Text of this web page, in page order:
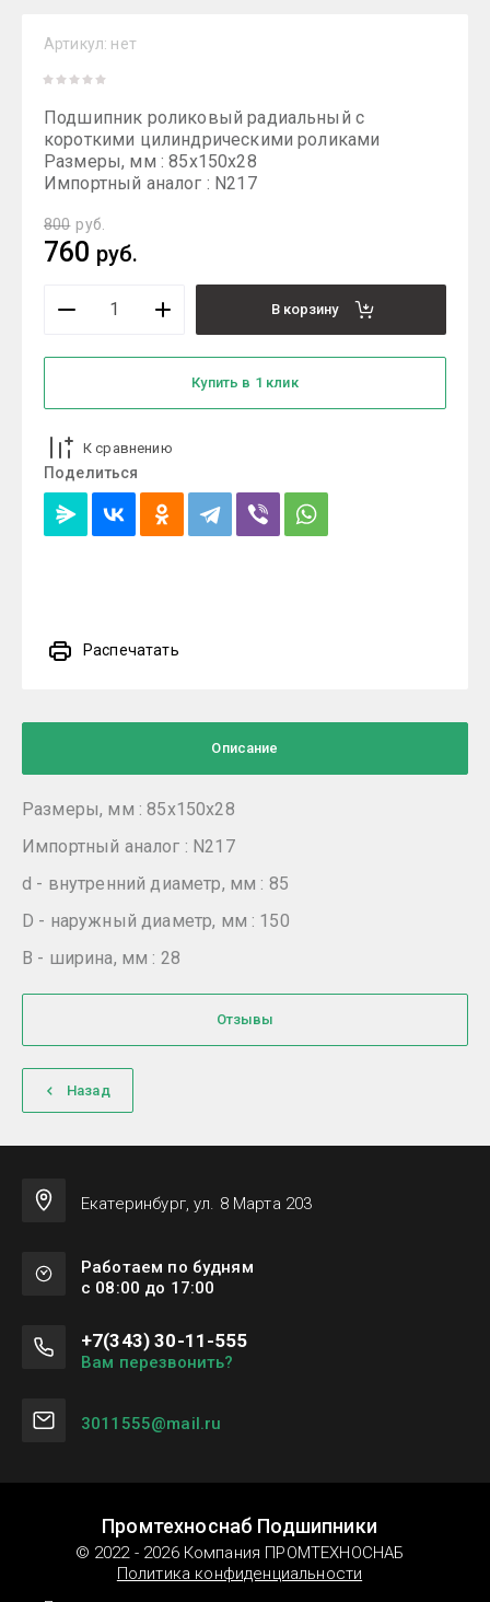
Артикул: нет
Подшипник роликовый радиальный с
короткими цилиндрическими роликами
Размеры, мм : 85x150x28
Импортный аналог : N217
800 руб.
760 руб.
В корзину
Купить в 1 клик
К сравнению
Поделиться
Распечатать
Описание
Размеры, мм : 85x150x28
Импортный аналог : N217
d - внутренний диаметр, мм : 85
D - наружный диаметр, мм : 150
B - ширина, мм : 28
Отзывы
Назад
Екатеринбург, ул. 8 Марта 203
Работаем по будням
с 08:00 до 17:00
+7(343) 30-11-555
Вам перезвонить?
3011555@mail.ru
Промтехноснаб Подшипники
© 2022 - 2026 Компания ПРОМТЕХНОСНАБ
Политика конфиденциальности